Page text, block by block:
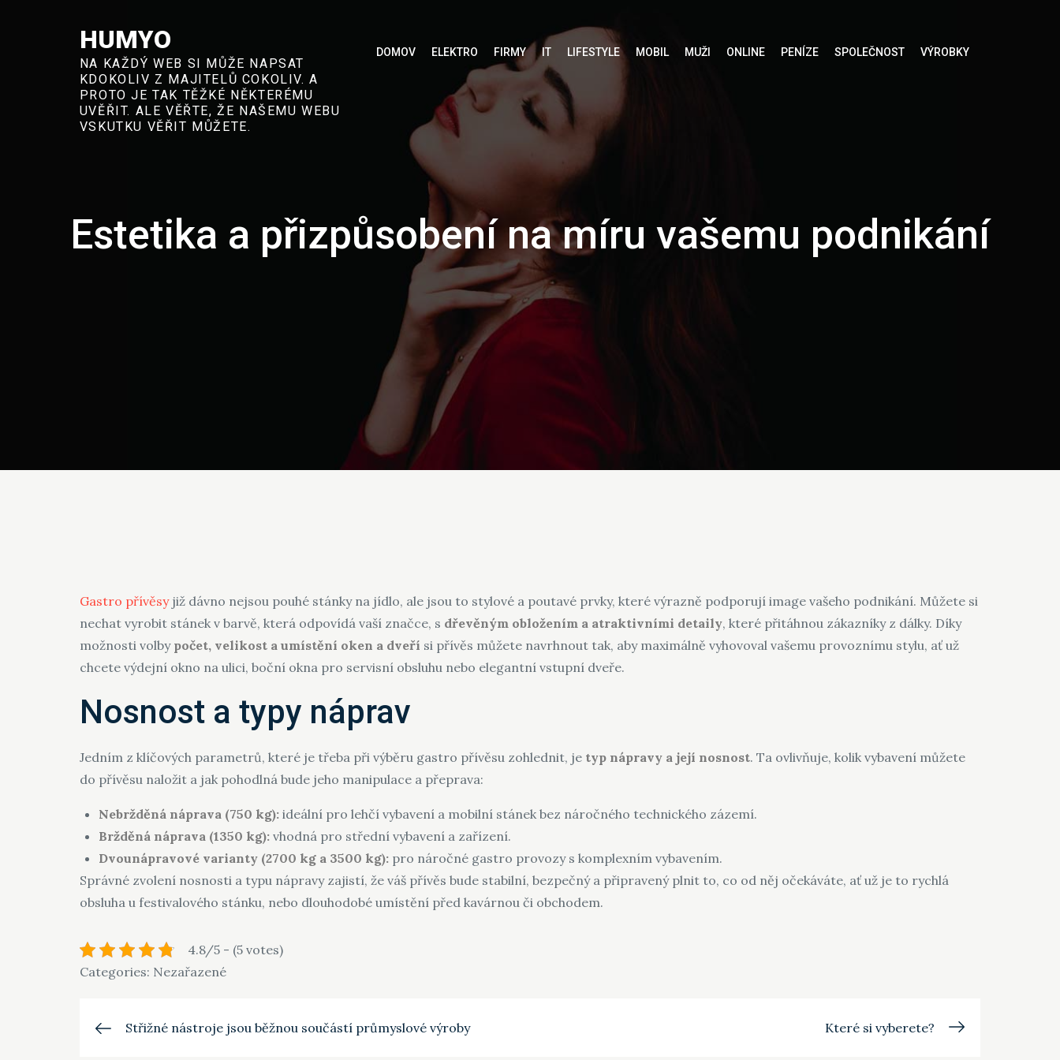
HUMYO
NA KAŽDÝ WEB SI MŮŽE NAPSAT
KDOKOLIV Z MAJITELŮ COKOLIV. A
PROTO JE TAK TĚŽKÉ NĚKTERÉMU
UVĚŘIT. ALE VĚŘTE, ŽE NAŠEMU WEBU
VSKUTKU VĚŘIT MŮŽETE.
DOMOV ELEKTRO FIRMY IT LIFESTYLE MOBIL MUŽI ONLINE PENÍZE SPOLEČNOST VÝROBKY
Estetika a přizpůsobení na míru vašemu podnikání
Gastro přívěsyjiž dávno nejsou pouhé stánky na jídlo, ale jsou to stylové a poutavé prvky, které výrazně podporují image vašeho podnikání. Můžete si
nechat vyrobit stánek v barvě, která odpovídá vaší značce, s dřevěným obložením a atraktivními detaily, které přitáhnou zákazníky z dálky. Díky
možnosti volby počet, velikost a umístění oken a dveří si přívěs můžete navrhnout tak, aby maximálně vyhovoval vašemu provoznímu stylu, ať už
chcete výdejní okno na ulici, boční okna pro servisní obsluhu nebo elegantní vstupní dveře.
Nosnost a typy náprav
Jedním z klíčových parametrů, které je třeba při výběru gastro přívěsu zohlednit, je typ nápravy a její nosnost. Ta ovlivňuje, kolik vybavení můžete
do přívěsu naložit a jak pohodlná bude jeho manipulace a přeprava:
Nebržděná náprava (750 kg):ideální pro lehčí vybavení a mobilní stánek bez náročného technického zázemí.
Bržděná náprava (1350 kg):vhodná pro střední vybavení a zařízení.
Dvounápravové varianty (2700 kg a 3500 kg):pro náročné gastro provozy s komplexním vybavením.
Správné zvolení nosnosti a typu nápravy zajistí, že váš přívěs bude stabilní, bezpečný a připravený plnit to, co od něj očekáváte, ať už je to rychlá
obsluha u festivalového stánku, nebo dlouhodobé umístění před kavárnou či obchodem.
4.8/5 - (5 votes)
Categories: Nezařazené
Navigace
Střižné nástroje jsou běžnou součástí průmyslové výroby Které si vyberete?